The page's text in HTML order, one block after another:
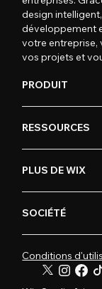
design
développement
votre entreprise,
vos projets et
PRODUIT
RESSOURCES
PLUS DE WIX
SOCIÉTÉ
Conditions